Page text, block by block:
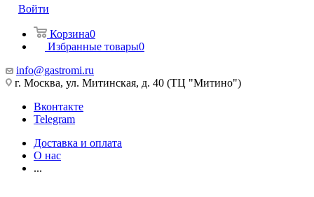
Войти
Корзина0
Избранные товары0
info@gastromi.ru
г. Москва, ул. Митинская, д. 40 (ТЦ "Митино")
Вконтакте
Telegram
Доставка и оплата
О нас
...